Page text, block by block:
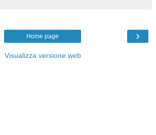
›
Home page
Visualizza versione web